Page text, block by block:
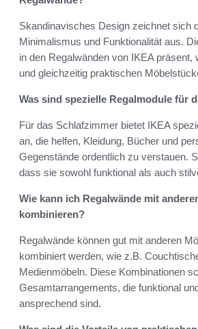
Skandinavisches Design zeichnet sich
Minimalismus und Funktionalität aus.
in den Regalwänden von IKEA
und gleichzeitig praktischen
Was sind spezielle Regalmodule für
Für das Schlafzimmer bietet IKEA
an, die helfen, Kleidung, Bücher und
Gegenstände ordentlich zu verstauen.
dass sie sowohl funktional als auch
Wie kann ich Regalwände mit
kombinieren?
Regalwände können gut mit anderen
kombiniert werden, wie z.B.
Medienmöbeln. Diese Kombinationen
Gesamtarrangements, die funktional
ansprechend sind.